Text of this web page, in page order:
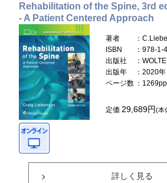
Rehabilitation of the Spine, 3rd
- A Patient Centered Approach
著者
：
ISBN
：978-
出版社
：
出版年
：2020年
ページ数 ：
定価29,689円(本
詳しく見る